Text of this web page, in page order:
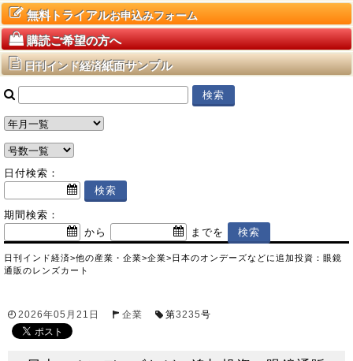
無料トライアルお申込みフォーム
購読ご希望の方へ
日刊インド経済紙面サンプル
日付検索：
期間検索：
から
までを
日刊インド経済>他の産業・企業>企業>日本のオンデーズなどに追加投資：眼鏡
通販のレンズカート
2026年05月21日 企業 第3235号